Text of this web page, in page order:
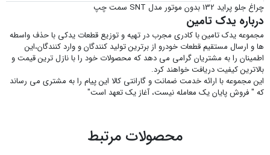
چراغ جلو پراید 132 بدون موتور مدل SNT سمت چپ
درباره یدک تامین
مجموعه یدک تامین با کادری مجرب در تهیه و توزیع قطعات یدکی با حذف واسطه
ها و ارسال مستقیم قطعات خودرو از برترین تولید کنندگان و وارد کنندگان،این
اطمینان را به مشتریان گرامی می دهد که محصولات خود را با نازل ترین قیمت و
بالاترین کیفیت دریافت خواهند کرد.
این مجموعه با ارائه خدمت ضمانت و گارانتی کالا این پیام را به مشتری می رساند
که " فروش پایان یک معامله نیست، آغاز یک تعهد است"
محصولات مرتبط